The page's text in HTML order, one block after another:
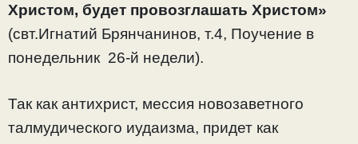
Христом, будет провозглашать Христом»
(свт.Игнатий Брянчанинов, т.4, Поучение в
понедельник 26-й недели).
Так как антихрист, мессия новозаветного
талмудического иудаизма, придет как